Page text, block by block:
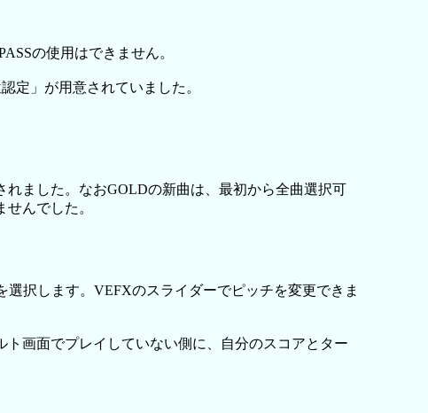
の使用はできません。
定」が用意されていました。
ました。なおGOLDの新曲は、最初から全曲選択可
んでした。
択します。VEFXのスライダーでピッチを変更できま
画面でプレイしていない側に、自分のスコアとター